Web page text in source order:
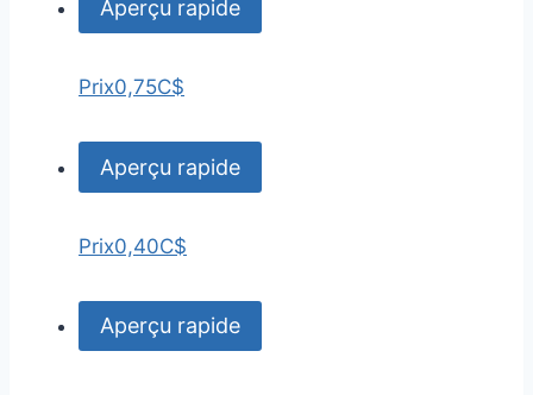
Aperçu rapide
Prix0,75C$
Aperçu rapide
Prix0,40C$
Aperçu rapide